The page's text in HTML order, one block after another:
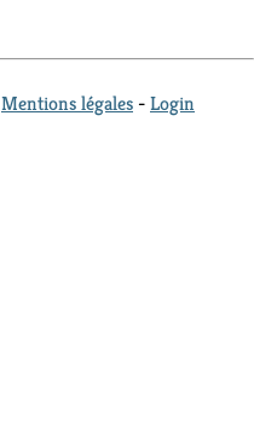
Mentions légales -Login